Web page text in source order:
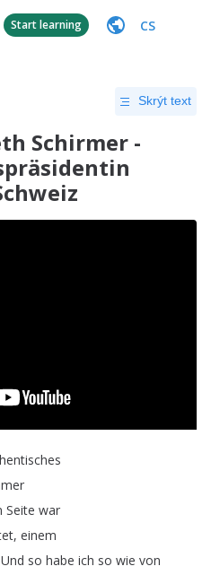
Start learning CS
Skrýt text
Schirmer -
Seite war
, einem
Und so habe ich so wie von